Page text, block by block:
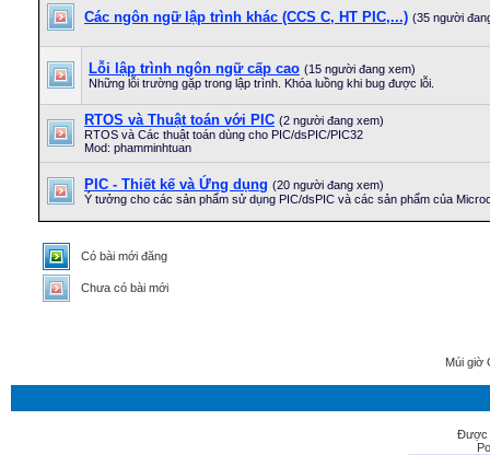
Các ngôn ngữ lập trình khác (CCS C, HT PIC,...) (35 người
Lỗi lập trình ngôn ngữ cấp cao (15 người đang xem)
Những lỗi trường gặp trong lập trình. Khóa luồng khi bug được lỗi.
RTOS và Thuật toán với PIC (2 người đang xem)
RTOS và Các thuật toán dùng cho PIC/dsPIC/PIC32
Mod: phamminhtuan
PIC - Thiết kế và Ứng dụng (20 người đang xem)
Ý tưởng cho các sản phẩm sử dụng PIC/dsPIC và các sản phẩm của
Có bài mới đăng
Chưa có bài mới
Múi giờ
Được